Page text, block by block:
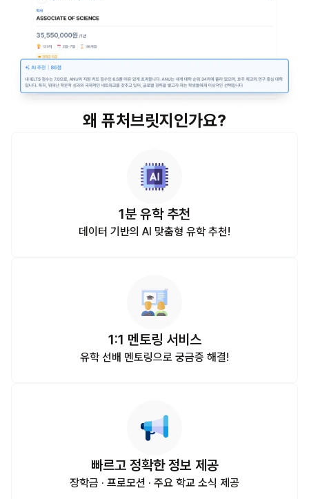
왜 퓨처브릿지인가요?
1분 유학 추천
데이터 기반의 AI 맞춤형 유학 추천!
1:1 멘토링 서비스
유학 선배 멘토링으로 궁금증 해결!
빠르고 정확한 정보 제공
장학금 · 프로모션 · 주요 학교 소식 제공